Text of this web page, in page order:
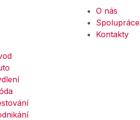
O nás
Spolupráce
Kontakty